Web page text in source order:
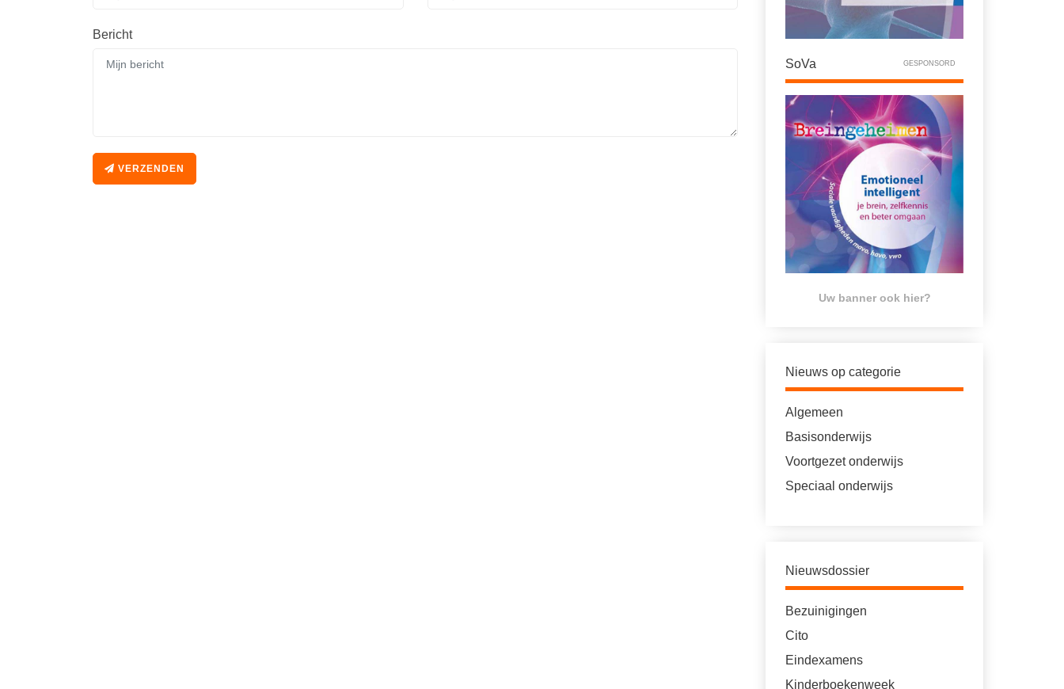
Bericht
VERZENDEN
SoVa GESPONSORD
Uw banner ook hier?
Nieuws op categorie
Algemeen
Basisonderwijs
Voortgezet onderwijs
Speciaal onderwijs
Nieuwsdossier
Bezuinigingen
Cito
Eindexamens
Kinderboekenweek